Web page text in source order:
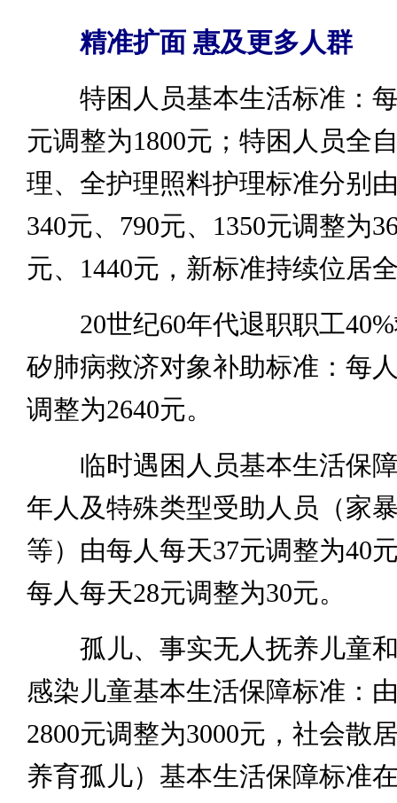
精准扩面 惠及更多人群
特困人员基本生活标准：每
元调整为1800元；特困人员全
理、全护理照料护理标准分别
340元、790元、1350元调整为
元、1440元，新标准持续位居
20世纪60年代退职职工40%
矽肺病救济对象补助标准：每
调整为2640元。
临时遇困人员基本生活保障
年人及特殊类型受助人员（家
等）由每人每天37元调整为40
每人每天28元调整为30元。
孤儿、事实无人抚养儿童和
感染儿童基本生活保障标准：
2800元调整为3000元，社会散
养育孤儿）基本生活保障标准